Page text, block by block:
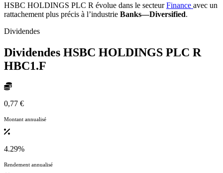
HSBC HOLDINGS PLC R évolue dans le secteurFinance avec un
rattachement plus précis à l’industrie Banks—Diversified.
Dividendes
Dividendes HSBC HOLDINGS PLC R
HBC1.F
0,77 €
Montant annualisé
4.29%
Rendement annualisé